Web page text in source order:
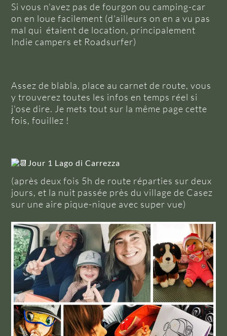
Si vous n'avez pas de fourgon ou camping-car
on en loue facilement (d'ailleurs on en a vu pas
mal qui étaient de location, principalement
Indie campers et Roadsurfer)
Assez de blabla, place au carnet de route, vous
y trouverez toutes les infos en temps réel si
j'ose dire. Je mets tout sur la même page cette
fois, fouillez !
Jour 1 Lago di Carrezza
(après deux fois 5h de route réparties sur deux
jours, et la nuit passée près du village de Casez
sur une aire pique-nique avec super vue)